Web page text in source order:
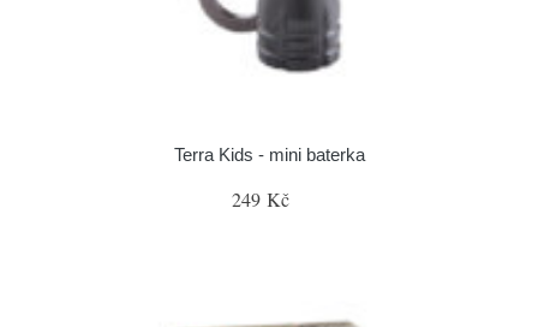
Terra Kids - mini baterka
249 Kč